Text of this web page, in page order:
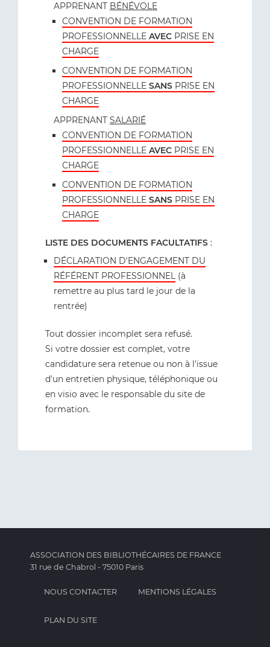
APPRENANT BÉNÉVOLE
CONVENTION DE FORMATION
PROFESSIONNELLE AVEC PRISE EN
CHARGE
CONVENTION DE FORMATION
PROFESSIONNELLE SANS PRISE EN
CHARGE
APPRENANT SALARIÉ
CONVENTION DE FORMATION
PROFESSIONNELLE AVEC PRISE EN
CHARGE
CONVENTION DE FORMATION
PROFESSIONNELLE SANS PRISE EN
CHARGE
LISTE DES DOCUMENTS FACULTATIFS :
DÉCLARATION D'ENGAGEMENT DU
RÉFÉRENT PROFESSIONNEL(à
remettre au plus tard le jour de la
rentrée)
Tout dossier incomplet sera refusé.
Si votre dossier est complet, votre
candidature sera retenue ou non à l'issue
d'un entretien physique, téléphonique ou
en visio avec le responsable du site de
formation.
ASSOCIATION DES BIBLIOTHÉCAIRES DE FRANCE
31 rue de Chabrol - 75010 Paris
NOUS CONTACTER MENTIONS LÉGALES
PLAN DU SITE